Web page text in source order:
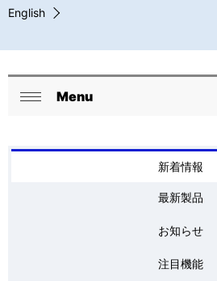
English
ロ
る
Menu
新着情報
最新製品
お知らせ
注目機能